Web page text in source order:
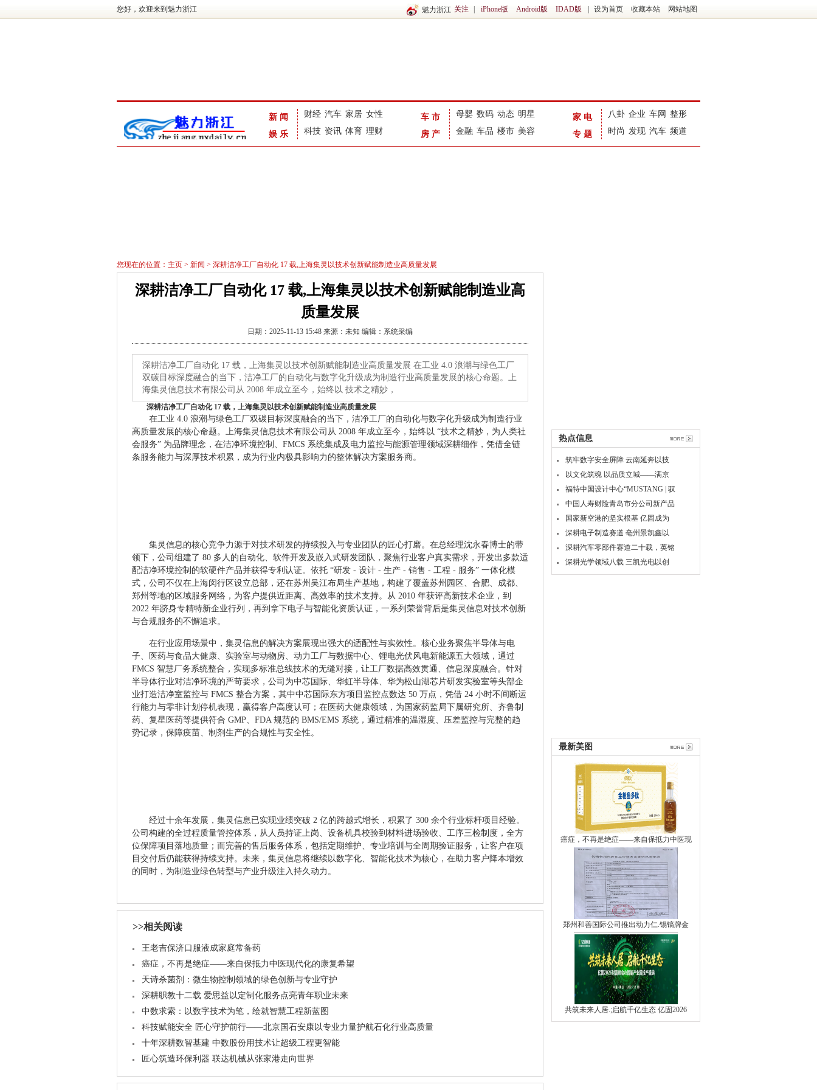
魅力浙江 关注 iPhone版 Android版 IDAD版 设为首页 收藏本站 网站地图
您好，欢迎来到魅力浙江
新闻
娱乐
财经 汽车 家居 女性
科技 资讯 体育 理财
车市
房产
母婴 数码 动态 明星
金融 车品 楼市 美容
家电
专题
八卦 企业 车网 整形
时尚 发现 汽车 频道
您现在的位置： 主页 > 新闻 > 深耕洁净工厂自动化 17 载,上海集灵以技术创新赋能制造业高质量发展
深耕洁净工厂自动化 17 载,上海集灵以技术创新赋能制造业高
质量发展
日期：2025-11-13 15:48 来源：未知 编辑：系统采编
深耕洁净工厂自动化 17 载，上海集灵以技术创新赋能制造业高质量发展 在工业 4.0 浪潮与绿色工厂
双碳目标深度融合的当下，洁净工厂的自动化与数字化升级成为制造行业高质量发展的核心命题。上
海集灵信息技术有限公司从 2008 年成立至今，始终以 技术之精妙，
深耕洁净工厂自动化 17 载，上海集灵以技术创新赋能制造业高质量发展
在工业 4.0 浪潮与绿色工厂双碳目标深度融合的当下，洁净工厂的自动化与数字化升级成为制造行业
高质量发展的核心命题。上海集灵信息技术有限公司从 2008 年成立至今，始终以 “技术之精妙，为人类社
会服务” 为品牌理念，在洁净环境控制、FMCS 系统集成及电力监控与能源管理领域深耕细作，凭借全链
条服务能力与深厚技术积累，成为行业内极具影响力的整体解决方案服务商。
集灵信息的核心竞争力源于对技术研发的持续投入与专业团队的匠心打磨。在总经理沈永春博士的带
领下，公司组建了 80 多人的自动化、软件开发及嵌入式研发团队，聚焦行业客户真实需求，开发出多款适
配洁净环境控制的软硬件产品并获得专利认证。依托 “研发 - 设计 - 生产 - 销售 - 工程 - 服务” 一体化模
式，公司不仅在上海闵行区设立总部，还在苏州吴江布局生产基地，构建了覆盖苏州园区、合肥、成都、
郑州等地的区域服务网络，为客户提供近距离、高效率的技术支持。从 2010 年获评高新技术企业，到
2022 年跻身专精特新企业行列，再到拿下电子与智能化资质认证，一系列荣誉背后是集灵信息对技术创新
与合规服务的不懈追求。
在行业应用场景中，集灵信息的解决方案展现出强大的适配性与实效性。核心业务聚焦半导体与电
子、医药与食品大健康、实验室与动物房、动力工厂与数据中心、锂电光伏风电新能源五大领域，通过
FMCS 智慧厂务系统整合，实现多标准总线技术的无缝对接，让工厂数据高效贯通、信息深度融合。针对
半导体行业对洁净环境的严苛要求，公司为中芯国际、华虹半导体、华为松山湖芯片研发实验室等头部企
业打造洁净室监控与 FMCS 整合方案，其中中芯国际东方项目监控点数达 50 万点，凭借 24 小时不间断运
行能力与零非计划停机表现，赢得客户高度认可；在医药大健康领域，为国家药监局下属研究所、齐鲁制
药、复星医药等提供符合 GMP、FDA 规范的 BMS/EMS 系统，通过精准的温湿度、压差监控与完整的趋
势记录，保障疫苗、制剂生产的合规性与安全性。
经过十余年发展，集灵信息已实现业绩突破 2 亿的跨越式增长，积累了 300 余个行业标杆项目经验。
公司构建的全过程质量管控体系，从人员持证上岗、设备机具校验到材料进场验收、工序三检制度，全方
位保障项目落地质量；而完善的售后服务体系，包括定期维护、专业培训与全周期验证服务，让客户在项
目交付后仍能获得持续支持。未来，集灵信息将继续以数字化、智能化技术为核心，在助力客户降本增效
的同时，为制造业绿色转型与产业升级注入持久动力。
>>相关阅读
王老吉保济口服液成家庭常备药
癌症，不再是绝症——来自保抵力中医现代化的康复希望
天诗杀菌剂：微生物控制领域的绿色创新与专业守护
深耕职教十二载 爱思益以定制化服务点亮青年职业未来
中数求索：以数字技术为笔，绘就智慧工程新蓝图
科技赋能安全 匠心守护前行——北京国石安康以专业力量护航石化行业高质量
十年深耕数智基建 中数股份用技术让超级工程更智能
匠心筑造环保利器 联达机械从张家港走向世界
热点信息
筑牢数字安全屏障 云南延奔以技
以文化筑魂 以品质立城——满京
福特中国设计中心“MUSTANG | 驭
中国人寿财险青岛市分公司新产品
国家新空港的坚实根基 亿固成为
深耕电子制造赛道 亳州景凯鑫以
深耕汽车零部件赛道二十载，英铭
深耕光学领域八载 三凯光电以创
最新美图
癌症，不再是绝症——来自保抵力中医现
郑州和善国际公司推出动力仁.锡镐牌金
共筑未来人居.;启航千亿生态 亿固2026